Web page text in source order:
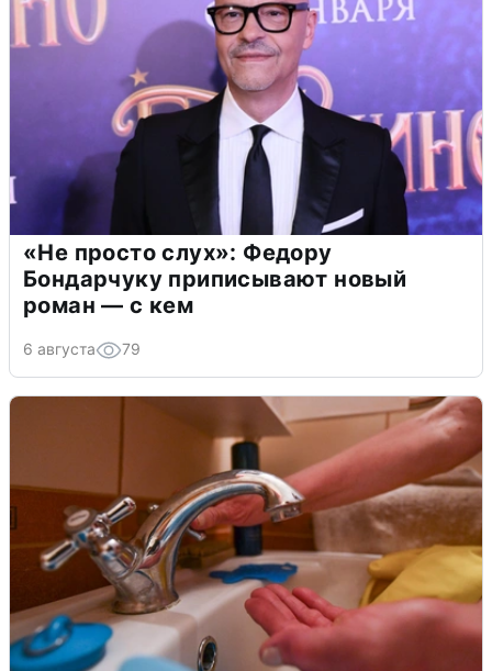
«Не просто слух»: Федору
Бондарчуку приписывают новый
роман — с кем
6 августа 79